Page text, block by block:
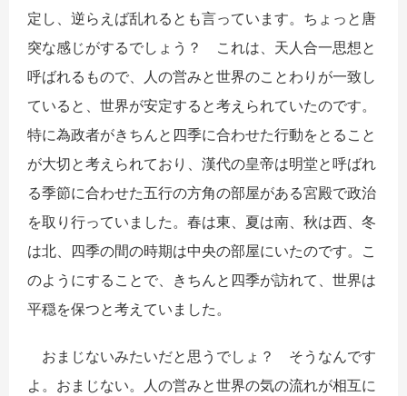
定し、逆らえば乱れるとも言っています。ちょっと唐
突な感じがするでしょう？ これは、天人合一思想と
呼ばれるもので、人の営みと世界のことわりが一致し
ていると、世界が安定すると考えられていたのです。
特に為政者がきちんと四季に合わせた行動をとること
が大切と考えられており、漢代の皇帝は明堂と呼ばれ
る季節に合わせた五行の方角の部屋がある宮殿で政治
を取り行っていました。春は東、夏は南、秋は西、冬
は北、四季の間の時期は中央の部屋にいたのです。こ
のようにすることで、きちんと四季が訪れて、世界は
平穏を保つと考えていました。
おまじないみたいだと思うでしょ？ そうなんです
よ。おまじない。人の営みと世界の気の流れが相互に